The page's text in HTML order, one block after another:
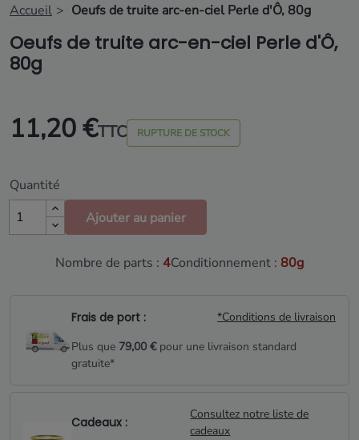
Accueil Oeufs de truite arc-en-ciel Perle d'Ô, 80g
Oeufs de truite arc-en-ciel Perle d'Ô,
80g
11,20 €TTC RUPTURE DE STOCK
Quantité
Ajouter au panier
Nombre de parts : 4Conditionnement : 80g
Frais de port :
*Conditions de livraison
Plus que 79,00 €pour une livraison standard
gratuite*
Cadeaux :
Consultez notre liste de
cadeaux